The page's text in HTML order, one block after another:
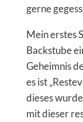
gerne
Mein erstes
Backstube
Geheimnis
es ist
dieses
mit dieser